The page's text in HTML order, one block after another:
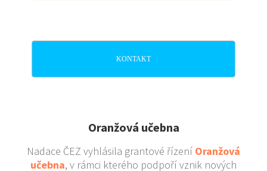
KONTAKT
Oranžová učebna
Nadace ČEZ vyhlásila grantové řízení Oranžová
učebna, v rámci kterého podpoří vznik nových